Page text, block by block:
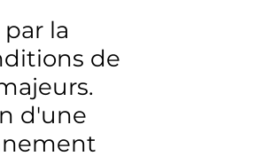
la
de
d'une